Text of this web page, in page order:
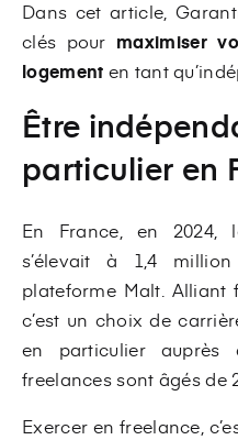
Dans cet article,
clés pour maximiser
logement en tant
Être
particulier en
En France, en 2024,
s’élevait à 1,4
plateforme Malt. Alliant
c’est un choix de
en particulier
freelances sont âgés de
Exercer en freelance,